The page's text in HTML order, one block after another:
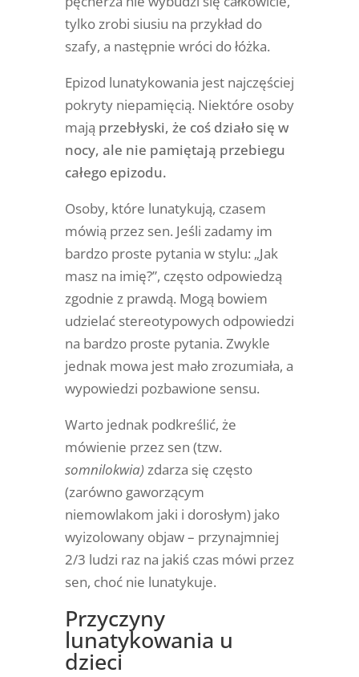
tylko zrobi siusiu na przykład do
szafy, a następnie wróci do łóżka.
Epizod lunatykowania jest najczęściej
pokryty niepamięcią. Niektóre osoby
mają przebłyski, że coś działo się w
nocy, ale nie pamiętają przebiegu
całego epizodu.
Osoby, które lunatykują, czasem
mówią przez sen. Jeśli zadamy im
bardzo proste pytania w stylu: „Jak
masz na imię?”, często odpowiedzą
zgodnie z prawdą. Mogą bowiem
udzielać stereotypowych odpowiedzi
na bardzo proste pytania. Zwykle
jednak mowa jest mało zrozumiała, a
wypowiedzi pozbawione sensu.
Warto jednak podkreślić, że
mówienie przez sen (tzw.
somnilokwia) zdarza się często
(zarówno gaworzącym
niemowlakom jaki i dorosłym) jako
wyizolowany objaw – przynajmniej
2/3 ludzi raz na jakiś czas mówi przez
sen, choć nie lunatykuje.
Przyczyny
lunatykowania u
dzieci